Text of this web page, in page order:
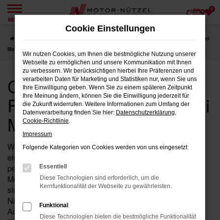
Zum
springen
MENÜ
0
CUPRA Tavascan Fahrzeuge für Weiden bei
Motor-Nützel
CUPRA Tavascan
Fahrzeuge für Weiden bei
Motor-Nützel
Wenn Sie in der Nähe von Weiden auf der Suche nach
einem Fahrzeug sind, das Leistung, Stil und Komfort
perfekt vereint, dann ist der Tavascan von CUPRA bei
Motor-Nützel die ideale Wahl für Sie. Seit über 90 Jahren
sind wir Ihr vertrauenswürdiges CUPRA Autohaus in der
Nähe von Weiden und bieten Ihnen eine umfassende
Auswahl an Tavascan Fahrzeugen, die all Ihre
Cookie Einstellungen
Wir nutzen Cookies, um Ihnen die bestmögliche Nutzung unserer
Webseite zu ermöglichen und unsere Kommunikation mit Ihnen
zu verbessern. Wir berücksichtigen hierbei Ihre Präferenzen und
verarbeiten Daten für Marketing und Statistiken nur, wenn Sie uns
Ihre Einwilligung geben. Wenn Sie zu einem späteren Zeitpunkt
Ihre Meinung ändern, können Sie die Einwilligung jederzeit für
die Zukunft widerrufen. Weitere Informationen zum Umfang der
Datenverarbeitung finden Sie hier: Datenschutzerklärung,
Cookie-Richtlinie.
Impressum
Folgende Kategorien von Cookies werden von uns eingesetzt:
Essentiell
Diese Technologien sind erforderlich, um die
Kernfunktionalität der Webseite zu gewährleisten.
Funktional
Diese Technologien bieten die bestmögliche Funktionalität